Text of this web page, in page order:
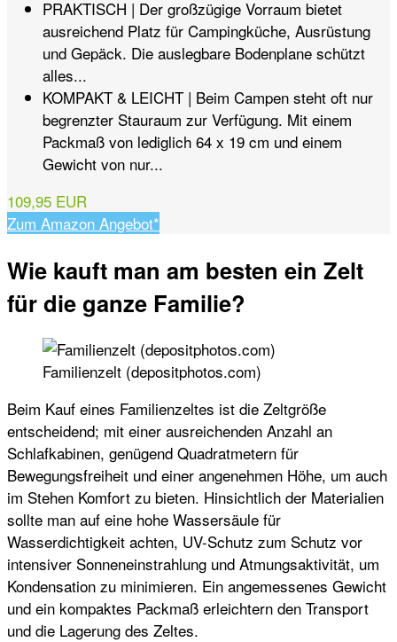
PRAKTISCH | Der großzügige Vorraum bietet
ausreichend Platz für Campingküche, Ausrüstung
und Gepäck. Die auslegbare Bodenplane schützt
alles...
KOMPAKT & LEICHT | Beim Campen steht oft nur
begrenzter Stauraum zur Verfügung. Mit einem
Packmaß von lediglich 64 x 19 cm und einem
Gewicht von nur...
109,95 EUR
Zum Amazon Angebot*
Wie kauft man am besten ein Zelt
für die ganze Familie?
Familienzelt (depositphotos.com)
Beim Kauf eines Familienzeltes ist die Zeltgröße
entscheidend; mit einer ausreichenden Anzahl an
Schlafkabinen, genügend Quadratmetern für
Bewegungsfreiheit und einer angenehmen Höhe, um auch
im Stehen Komfort zu bieten. Hinsichtlich der Materialien
sollte man auf eine hohe Wassersäule für
Wasserdichtigkeit achten, UV-Schutz zum Schutz vor
intensiver Sonneneinstrahlung und Atmungsaktivität, um
Kondensation zu minimieren. Ein angemessenes Gewicht
und ein kompaktes Packmaß erleichtern den Transport
und die Lagerung des Zeltes.